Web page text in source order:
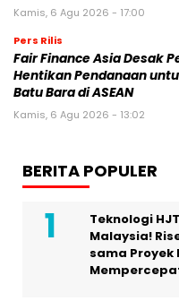
Kamis, 6 Agu 2026 - 17:00
Pers Rilis
Fair Finance Asia Desak
Hentikan Pendanaan
Batu Bara di ASEAN
Kamis, 6 Agu 2026 - 13:02
BERITA POPULER
Teknologi
Malaysia!
sama Proyek